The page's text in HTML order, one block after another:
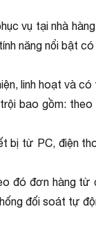
vụ tại nhà
năng nổi bật
linh hoạt và
bao gồm:
từ PC, điện
đơn hàng
đối soát tự